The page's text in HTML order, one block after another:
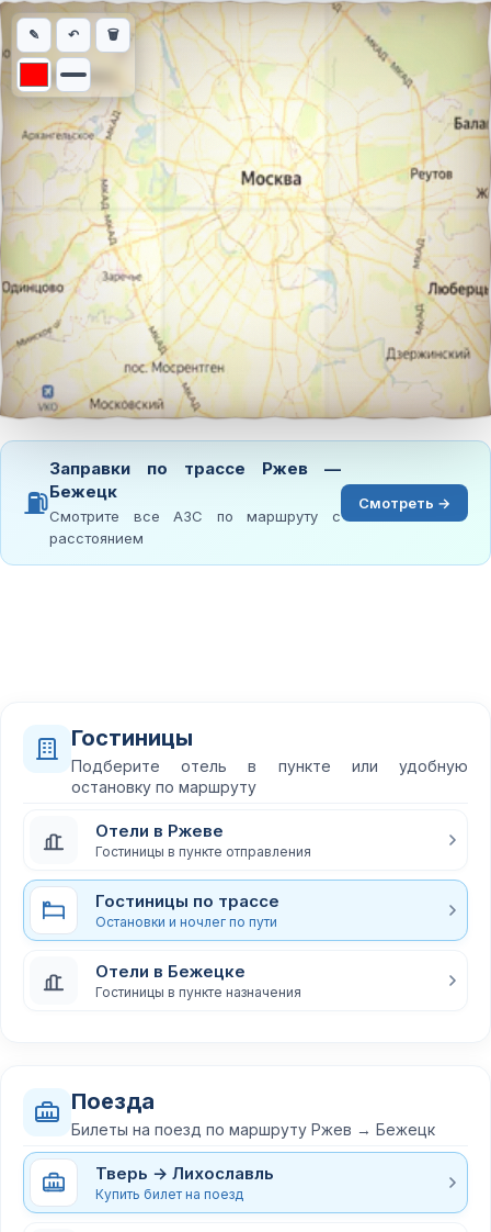
Интерактивная карта автомобильного маршрута из города
✎ ↶ 🗑
⛽
Заправки по трассе Ржев —
Бежецк
Смотрите все АЗС по маршруту с
расстоянием
Смотреть →
Гостиницы
Подберите отель в пункте или удобную
остановку по маршруту
Отели в Ржеве
Гостиницы в пункте отправления
Гостиницы по трассе
Остановки и ночлег по пути
Отели в Бежецке
Гостиницы в пункте назначения
Поезда
Билеты на поезд по маршруту Ржев → Бежецк
Тверь → Лихославль
Купить билет на поезд